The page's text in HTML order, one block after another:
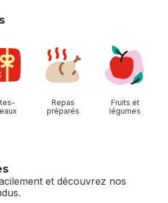
Repas
préparés
Fruits et
légumes
et découvrez nos